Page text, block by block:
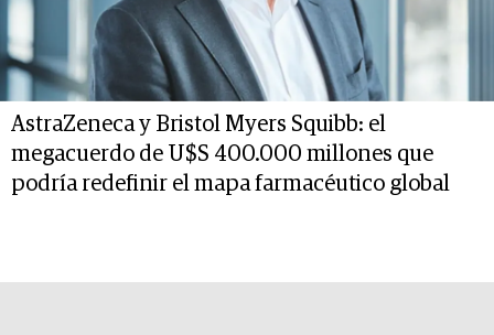
AstraZeneca y Bristol Myers Squibb: el
megacuerdo de U$S 400.000 millones que
podría redefinir el mapa farmacéutico global